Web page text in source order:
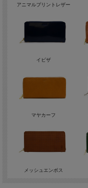
アニマルプリントレザー
イビザ
マヤカーフ
メッシュエンボス